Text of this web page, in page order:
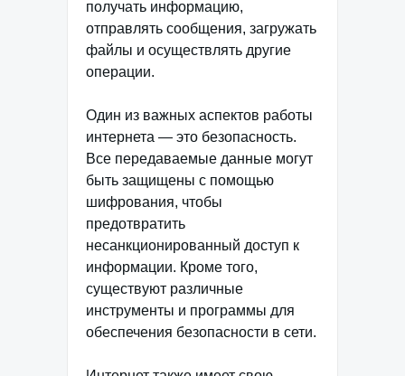
получать информацию,
отправлять сообщения, загружать
файлы и осуществлять другие
операции.
Один из важных аспектов работы
интернета — это безопасность.
Все передаваемые данные могут
быть защищены с помощью
шифрования, чтобы
предотвратить
несанкционированный доступ к
информации. Кроме того,
существуют различные
инструменты и программы для
обеспечения безопасности в сети.